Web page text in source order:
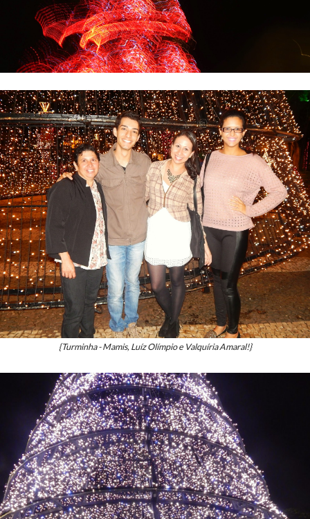
{Turminha - Mamis, Luíz Olímpio e Valquíria Amaral!}